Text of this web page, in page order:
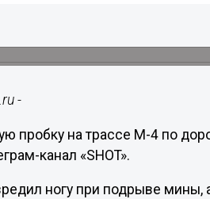
-
пробку на трассе М-4 по
канал «SHOT».
ногу при подрыве